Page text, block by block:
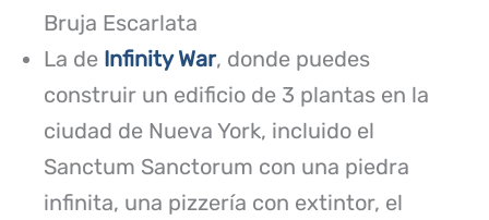
Bruja Escarlata
La de Infinity War, donde puedes
construir un edificio de 3 plantas en la
ciudad de Nueva York, incluido el
Sanctum Sanctorum con una piedra
infinita, una pizzería con extintor, el